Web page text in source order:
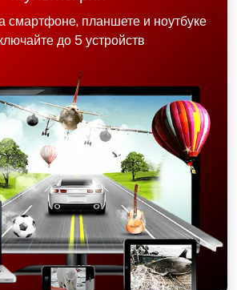
смартфоне, планшете и ноутбуке
до 5 устройств